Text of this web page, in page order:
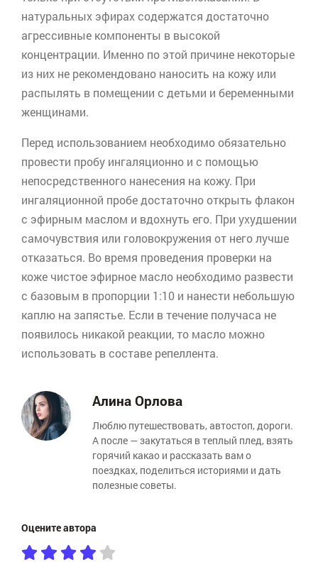
натуральных эфирах содержатся достаточно
агрессивные компоненты в высокой
концентрации. Именно по этой причине некоторые
из них не рекомендовано наносить на кожу или
распылять в помещении с детьми и беременными
женщинами.
Перед использованием необходимо обязательно
провести пробу ингаляционно и с помощью
непосредственного нанесения на кожу. При
ингаляционной пробе достаточно открыть флакон
с эфирным маслом и вдохнуть его. При ухудшении
самочувствия или головокружения от него лучше
отказаться. Во время проведения проверки на
коже чистое эфирное масло необходимо развести
с базовым в пропорции 1:10 и нанести небольшую
каплю на запястье. Если в течение получаса не
появилось никакой реакции, то масло можно
использовать в составе репеллента.
Алина Орлова
Люблю путешествовать, автостоп, дороги.
А после — закутаться в теплый плед, взять
горячий какао и рассказать вам о
поездках, поделиться историями и дать
полезные советы.
Оцените автора